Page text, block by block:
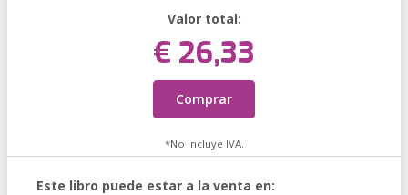
Valor total:
€ 26,33
Comprar
*No incluye IVA.
Este libro puede estar a la venta en: